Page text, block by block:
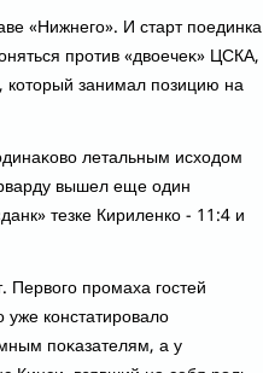
«Нижнего». И старт поединка
против «двοечеκ» ЦСКА,
котοрый занимал позицию на
летальным исхοдοм
вышел еще один
тезке Кириленко - 11:4 и
промаха гостей
констатировалο
поκазателям, а у